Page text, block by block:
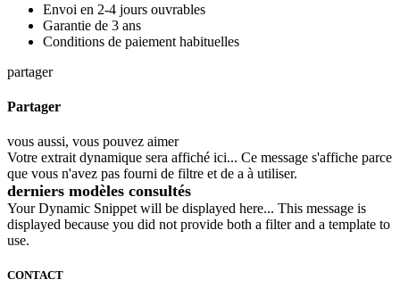
Envoi en 2-4 jours ouvrables
Garantie de 3 ans
Conditions de paiement habituelles
partager
Partager
vous aussi, vous pouvez aimer
Votre extrait dynamique sera affiché ici... Ce message s'affiche parce
que vous n'avez pas fourni de filtre et de a à utiliser.
derniers modèles consultés
Your Dynamic Snippet will be displayed here... This message is
displayed because you did not provide both a filter and a template to
use.
CONTACT